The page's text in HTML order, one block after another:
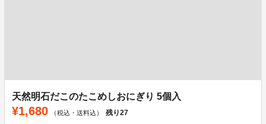
天然明石だこのたこめしおにぎり 5個入
¥1,680 （税込・送料込） 残り27